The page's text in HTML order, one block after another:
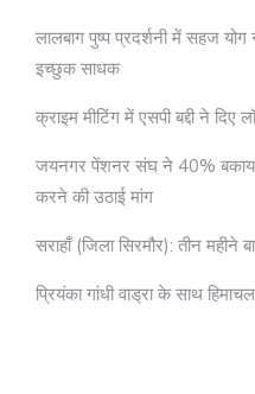
लालबाग पुष्प प्रदर्शनी में सहज
इच्छुक साधक
क्राइम मीटिंग में एसपी बद्दी ने
जयनगर पेंशनर संघ ने 40%
करने की उठाई मांग
सराहाँ (जिला सिरमौर): तीन महीने
प्रियंका गांधी वाड्रा के साथ